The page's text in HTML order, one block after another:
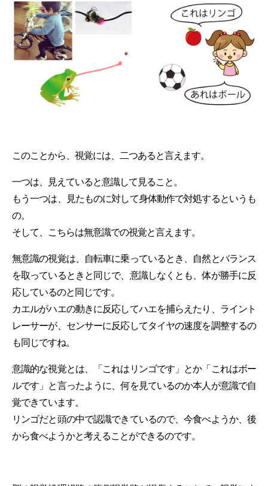
このことから、視覚には、二つあると言えます。
一つは、見えていると意識して見ること。
もう一つは、見たものに対して身体動作で対処するというも
の。
そして、こちらは無意識での視覚と言えます。
無意識の視覚は、自転車に乗っているとき、自然とバランス
を取っているときと同じで、意識しなくとも、体が勝手に反
応しているのと同じです。
カエルがハエの動きに反応してハエを捕らえたり、ライント
レーサーが、センサーに反応してタイヤの速度を調整するの
も同じですね。
意識的な視覚とは、「これはリンゴです」とか「これはボー
ルです」と言ったように、何を見ているのか本人が意識で自
覚できています。
リンゴだと頭の中で認識できているので、今食べようか、後
から食べようかと考えることができるのです。